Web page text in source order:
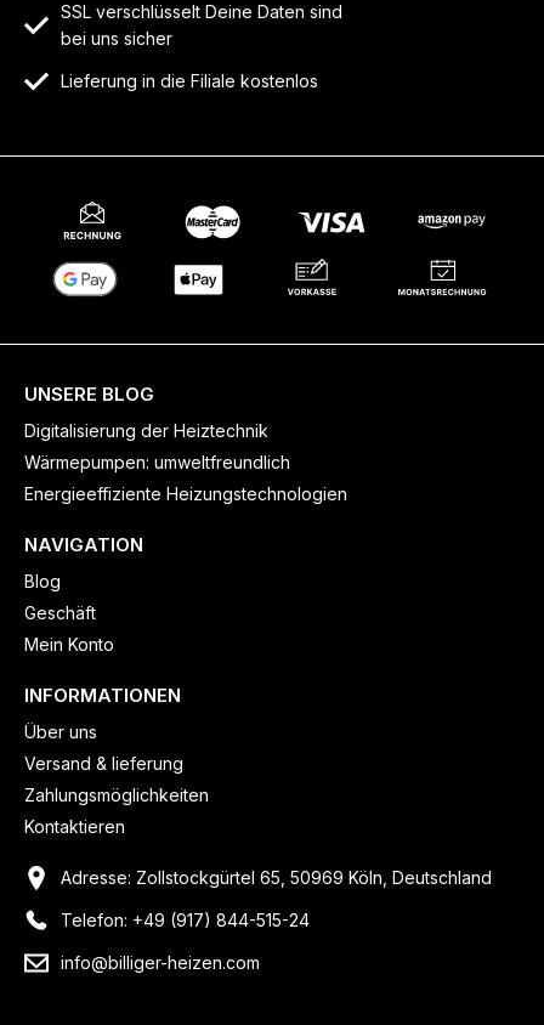
SSL verschlüsselt Deine Daten sind
bei uns sicher
Lieferung in die Filiale kostenlos
UNSERE BLOG
Digitalisierung der Heiztechnik
Wärmepumpen: umweltfreundlich
Energieeffiziente Heizungstechnologien
NAVIGATION
Blog
Geschäft
Mein Konto
INFORMATIONEN
Über uns
Versand & lieferung
Zahlungsmöglichkeiten
Kontaktieren
Adresse: Zollstockgürtel 65, 50969 Köln, Deutschland
Telefon: +49 (917) 844-515-24
info@billiger-heizen.com